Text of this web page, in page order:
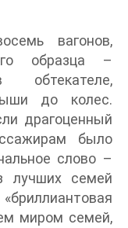
вагонов,
образца –
до колес.
драгоценный
было
слово –
лучших семей
миром семей,